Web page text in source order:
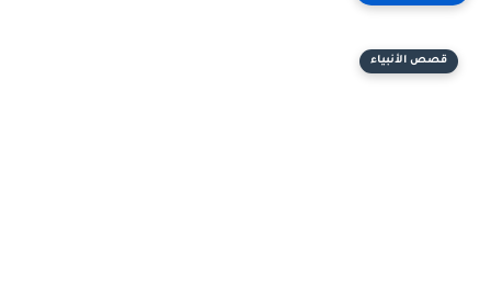
قصص الأنبياء